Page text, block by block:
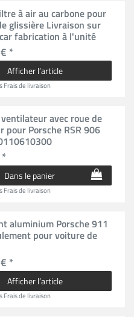
à air au carbone pour
glissière Livraison sur
fabrication à l'unité
*
Afficher l’article
Frais de livraison
avec roue de
pour Porsche RSR 906
Dans le panier
Frais de livraison
aluminium Porsche 911
pour voiture de
*
Afficher l’article
Frais de livraison